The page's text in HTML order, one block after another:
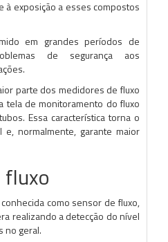
exposição a esses compostos
em grandes períodos de
de segurança aos
parte dos medidores de fluxo
tela de monitoramento do fluxo
Essa característica torna o
normalmente, garante maior
fluxo
como sensor de fluxo,
realizando a detecção do nível
no geral.